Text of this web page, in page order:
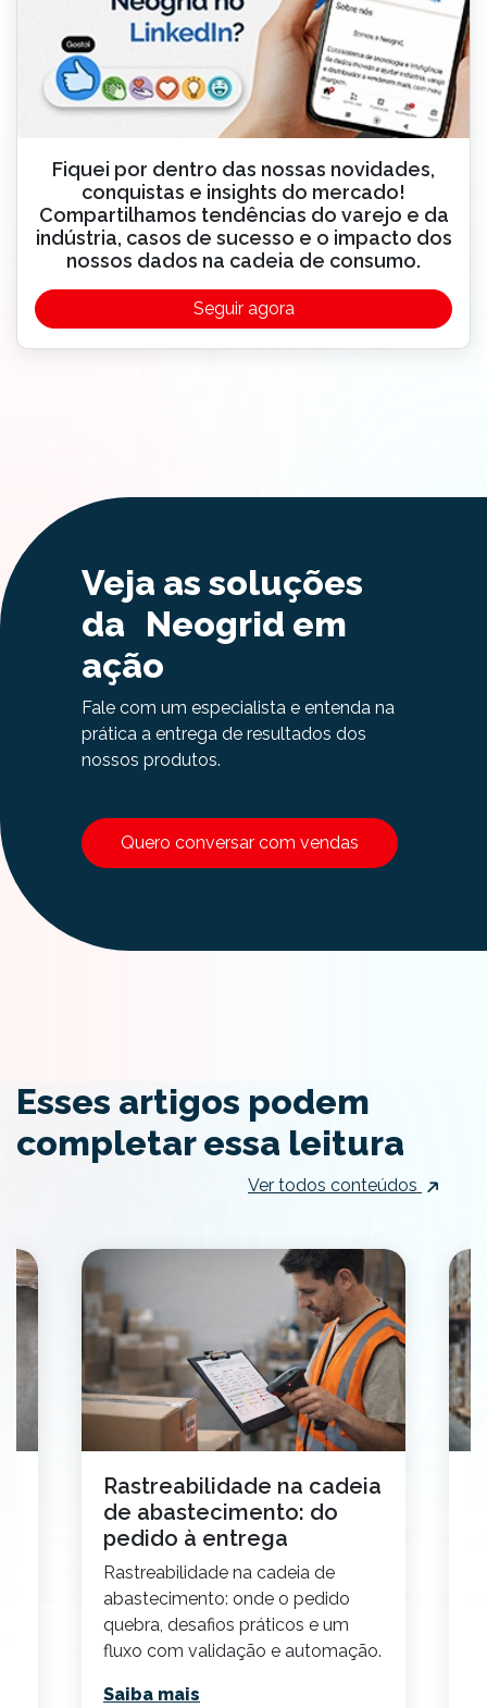
Fiquei por dentro das nossas novidades,
conquistas e insights do mercado!
Compartilhamos tendências do varejo e da
indústria, casos de sucesso e o impacto dos
nossos dados na cadeia de consumo.
Seguir agora
Veja as soluções
da Neogrid em
ação
Fale com um especialista e entenda na
prática a entrega de resultados dos
nossos produtos.
Quero conversar com vendas
Esses artigos podem
completar essa leitura
Ver todos conteúdos
Rastreabilidade na cadeia
de abastecimento: do
pedido à entrega
Rastreabilidade na cadeia de
abastecimento: onde o pedido
quebra, desafios práticos e um
fluxo com validação e automação.
Saiba mais